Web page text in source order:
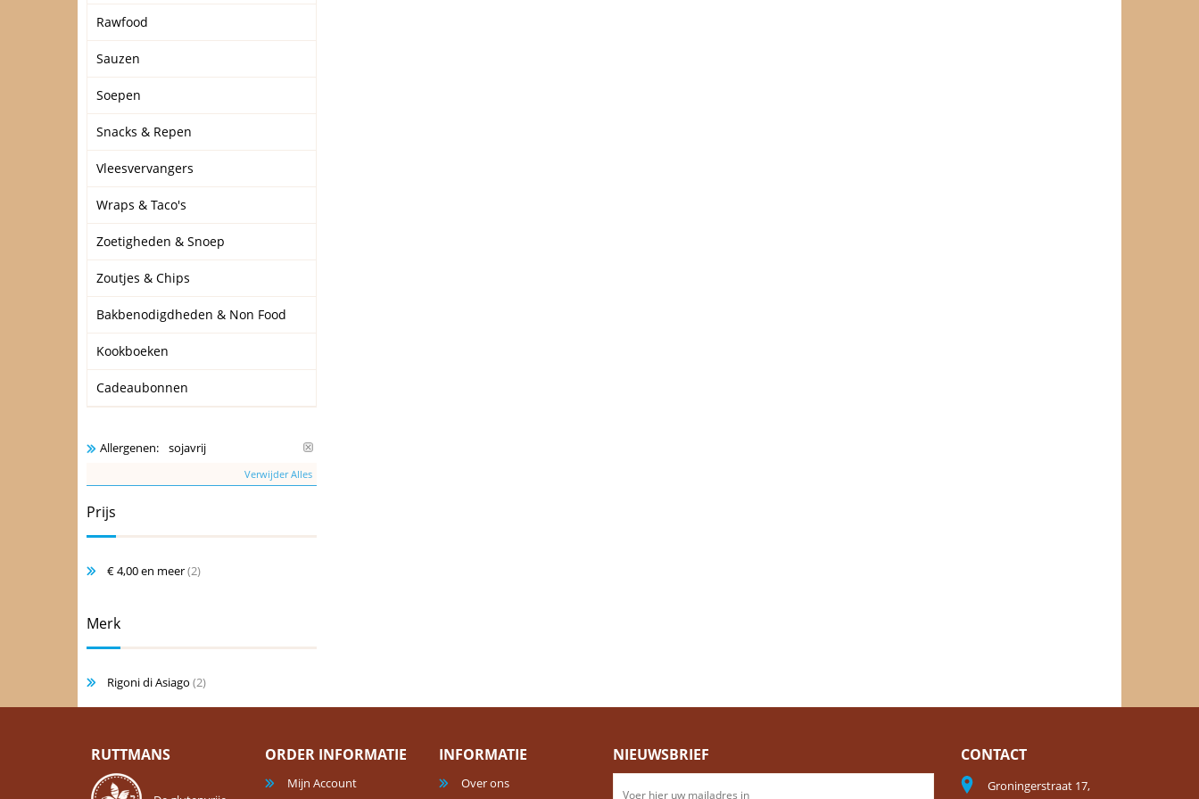
Rawfood
Sauzen
Soepen
Snacks & Repen
Vleesvervangers
Wraps & Taco's
Zoetigheden & Snoep
Zoutjes & Chips
Bakbenodigdheden & Non Food
Kookboeken
Cadeaubonnen
Allergenen: sojavrij
Verwijder Alles
Prijs
€ 4,00en meer(2)
Merk
Rigoni di Asiago (2)
RUTTMANS ORDER INFORMATIE
Mijn Account
INFORMATIE
Over ons
NIEUWSBRIEF CONTACT
Groningerstraat 17,